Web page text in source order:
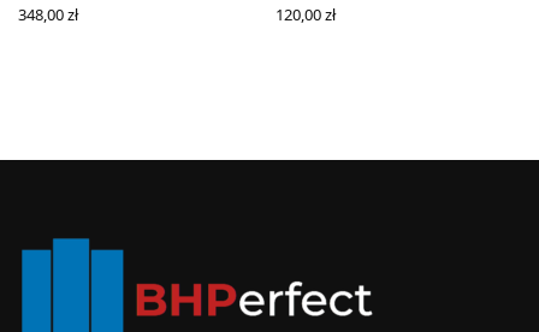
348,00zł
120,00zł